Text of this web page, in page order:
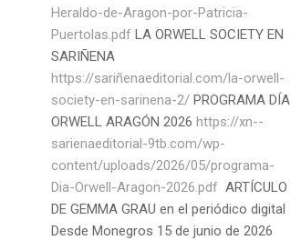
Heraldo-de-Aragon-por-Patricia-
Puertolas.pdf LA ORWELL SOCIETY EN
SARIÑENA
https://sariñenaeditorial.com/la-orwell-
society-en-sarinena-2/ PROGRAMA DÍA
ORWELL ARAGÓN 2026 https://xn--
sarienaeditorial-9tb.com/wp-
content/uploads/2026/05/programa-
Dia-Orwell-Aragon-2026.pdf ARTÍCULO
DE GEMMA GRAU en el periódico digital
Desde Monegros 15 de junio de 2026